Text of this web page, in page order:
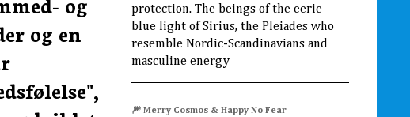
og en
protection. The beings of the eerie
blue light of Sirius, the Pleiades who
resemble Nordic-Scandinavians and
masculine energy
🎆 Merry Cosmos & Happy No Fear